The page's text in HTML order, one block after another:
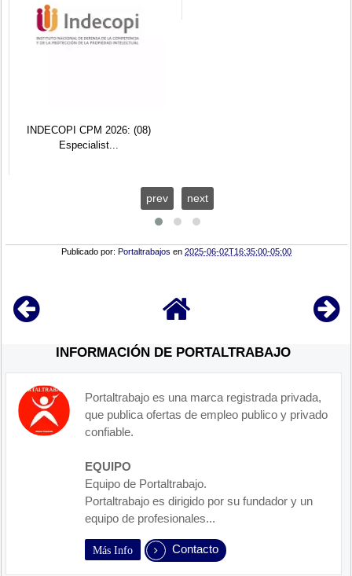
INDECOPI CPM 2026: (08)
Especialist...
prev next
Publicado por:Portaltrabajos en2025-06-02T16:35:00-05:00
INFORMACIÓN DE PORTALTRABAJO
Portaltrabajo es una marca registrada privada,
que publica ofertas de empleo publico y privado
confiable.
EQUIPO
Equipo de Portaltrabajo.
Portaltrabajo es dirigido por su fundador y un
equipo de profesionales...
Más Info Contacto